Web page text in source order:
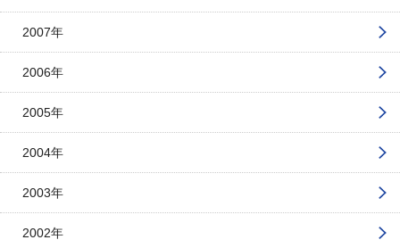
2007年
2006年
2005年
2004年
2003年
2002年